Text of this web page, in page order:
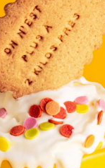
concoctées : les